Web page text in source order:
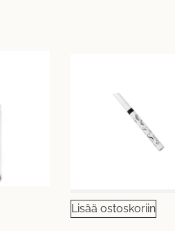
Lisää ostoskoriin